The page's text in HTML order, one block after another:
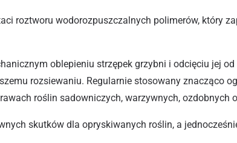
roztworu wodorozpuszczalnych polimerów, który
oblepieniu strzępek grzybni i odcięciu jej
rozsiewaniu. Regularnie stosowany znacząco
roślin sadowniczych, warzywnych, ozdobnych
skutków dla opryskiwanych roślin, a